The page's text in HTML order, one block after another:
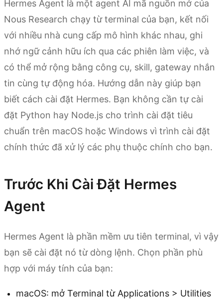
Hermes Agent là một agent AI mã nguồn mở của
Nous Research chạy từ terminal của bạn, kết nối
với nhiều nhà cung cấp mô hình khác nhau, ghi
nhớ ngữ cảnh hữu ích qua các phiên làm việc, và
có thể mở rộng bằng công cụ, skill, gateway nhắn
tin cùng tự động hóa. Hướng dẫn này giúp bạn
biết cách cài đặt Hermes. Bạn không cần tự cài
đặt Python hay Node.js cho trình cài đặt tiêu
chuẩn trên macOS hoặc Windows vì trình cài đặt
chính thức đã xử lý các phụ thuộc chính cho bạn.
Trước Khi Cài Đặt Hermes
Agent
Hermes Agent là phần mềm ưu tiên terminal, vì vậy
bạn sẽ cài đặt nó từ dòng lệnh. Chọn phần phù
hợp với máy tính của bạn:
macOS: mở Terminal từ Applications > Utilities